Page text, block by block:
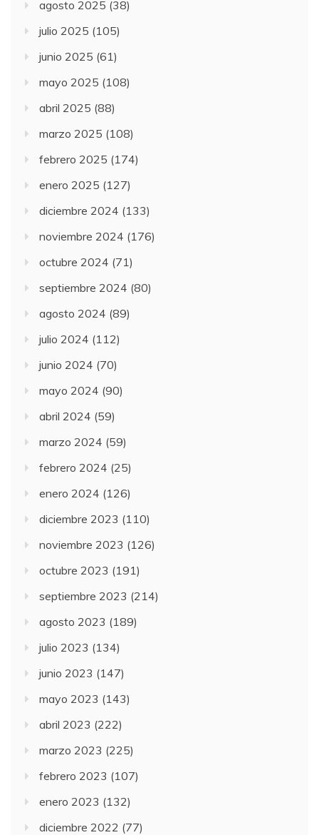
agosto 2025 (38)
julio 2025 (105)
junio 2025 (61)
mayo 2025 (108)
abril 2025 (88)
marzo 2025 (108)
febrero 2025 (174)
enero 2025 (127)
diciembre 2024 (133)
noviembre 2024 (176)
octubre 2024 (71)
septiembre 2024 (80)
agosto 2024 (89)
julio 2024 (112)
junio 2024 (70)
mayo 2024 (90)
abril 2024 (59)
marzo 2024 (59)
febrero 2024 (25)
enero 2024 (126)
diciembre 2023 (110)
noviembre 2023 (126)
octubre 2023 (191)
septiembre 2023 (214)
agosto 2023 (189)
julio 2023 (134)
junio 2023 (147)
mayo 2023 (143)
abril 2023 (222)
marzo 2023 (225)
febrero 2023 (107)
enero 2023 (132)
diciembre 2022 (77)